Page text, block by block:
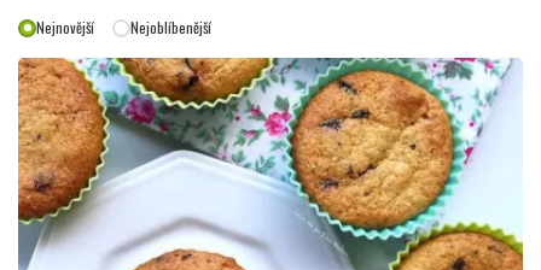
Nejnovější Nejoblíbenější